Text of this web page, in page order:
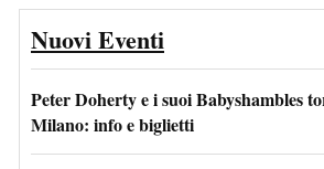
Nuovi Eventi
Peter Doherty e i suoi Babyshambles
Milano: info e biglietti